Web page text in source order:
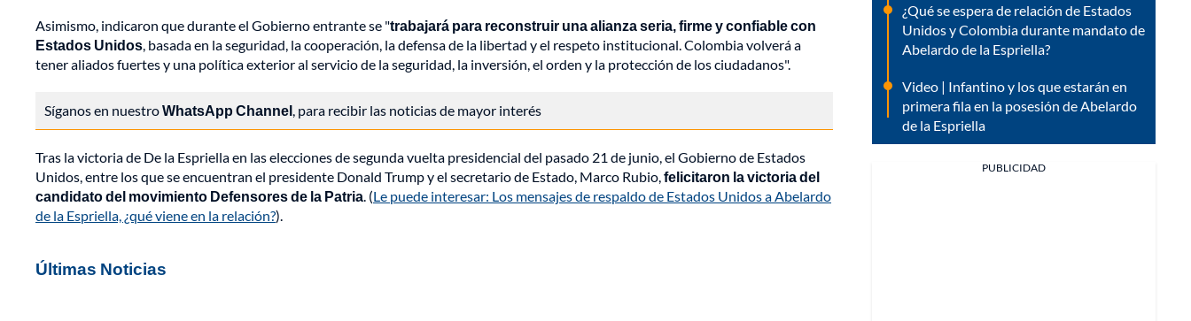
Asimismo, indicaron que durante el Gobierno entrante se "trabajará para reconstruir una alianza seria, firme y confiable con
Estados Unidos, basada en la seguridad, la cooperación, la defensa de la libertad y el respeto institucional. Colombia volverá a
tener aliados fuertes y una política exterior al servicio de la seguridad, la inversión, el orden y la protección de los ciudadanos".
Síganos en nuestroWhatsApp Channel, para recibir las noticias de mayor interés
Tras la victoria de De la Espriella en las elecciones de segunda vuelta presidencial del pasado 21 de junio, el Gobierno de Estados
Unidos, entre los que se encuentran el presidente Donald Trump y el secretario de Estado, Marco Rubio,felicitaron la victoria del
candidato del movimiento Defensores de la Patria. (Le puede interesar: Los mensajes de respaldo de Estados Unidos a Abelardo
de la Espriella, ¿qué viene en la relación?).
Últimas Noticias
¿Qué se espera de relación de Estados
Unidos y Colombia durante mandato de
Abelardo de la Espriella?
Video | Infantino y los que estarán en
primera fila en la posesión de Abelardo
de la Espriella
PUBLICIDAD